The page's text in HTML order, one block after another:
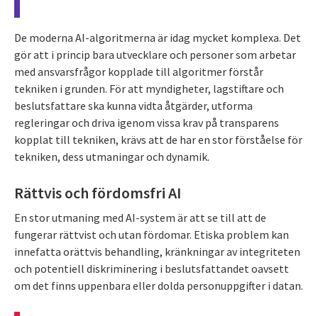
De moderna AI-algoritmerna är idag mycket komplexa. Det
gör att i princip bara utvecklare och personer som arbetar
med ansvarsfrågor kopplade till algoritmer förstår
tekniken i grunden. För att myndigheter, lagstiftare och
beslutsfattare ska kunna vidta åtgärder, utforma
regleringar och driva igenom vissa krav på transparens
kopplat till tekniken, krävs att de har en stor förståelse för
tekniken, dess utmaningar och dynamik.
Rättvis och fördomsfri AI
En stor utmaning med AI-system är att se till att de
fungerar rättvist och utan fördomar. Etiska problem kan
innefatta orättvis behandling, kränkningar av integriteten
och potentiell diskriminering i beslutsfattandet oavsett
om det finns uppenbara eller dolda personuppgifter i datan.